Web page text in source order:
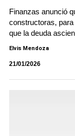
Finanzas anunció
constructoras,
que la deuda
Elvis Mendoza
21/01/2026